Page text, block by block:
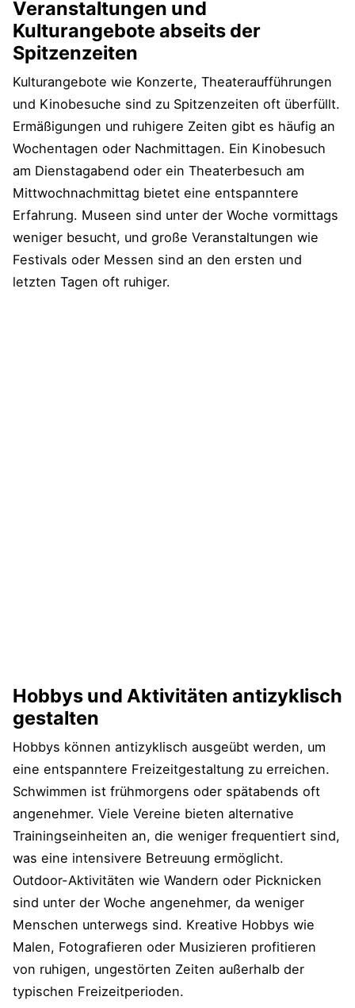
Veranstaltungen und
Kulturangebote abseits der
Spitzenzeiten
Kulturangebote wie Konzerte, Theateraufführungen
und Kinobesuche sind zu Spitzenzeiten oft überfüllt.
Ermäßigungen und ruhigere Zeiten gibt es häufig an
Wochentagen oder Nachmittagen. Ein Kinobesuch
am Dienstagabend oder ein Theaterbesuch am
Mittwochnachmittag bietet eine entspanntere
Erfahrung. Museen sind unter der Woche vormittags
weniger besucht, und große Veranstaltungen wie
Festivals oder Messen sind an den ersten und
letzten Tagen oft ruhiger.
Hobbys und Aktivitäten antizyklisch
gestalten
Hobbys können antizyklisch ausgeübt werden, um
eine entspanntere Freizeitgestaltung zu erreichen.
Schwimmen ist frühmorgens oder spätabends oft
angenehmer. Viele Vereine bieten alternative
Trainingseinheiten an, die weniger frequentiert sind,
was eine intensivere Betreuung ermöglicht.
Outdoor-Aktivitäten wie Wandern oder Picknicken
sind unter der Woche angenehmer, da weniger
Menschen unterwegs sind. Kreative Hobbys wie
Malen, Fotografieren oder Musizieren profitieren
von ruhigen, ungestörten Zeiten außerhalb der
typischen Freizeitperioden.